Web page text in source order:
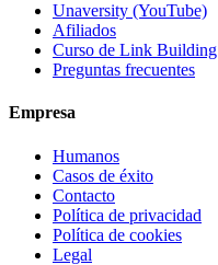
Unaversity (YouTube)
Afiliados
Curso de Link Building
Preguntas frecuentes
Empresa
Humanos
Casos de éxito
Contacto
Política de privacidad
Política de cookies
Legal